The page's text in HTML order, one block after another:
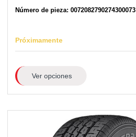
Número de pieza: 0072082790274300073
Próximamente
Ver opciones